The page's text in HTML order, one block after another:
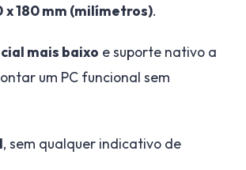
x 180 mm (milímetros).
mais baixo e suporte nativo a
um PC funcional sem
, sem qualquer indicativo de